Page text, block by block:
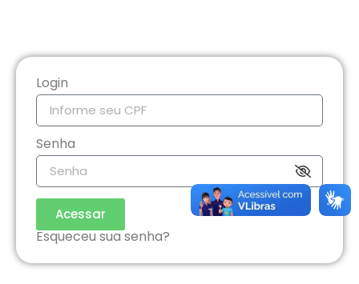
Login
Senha
Acessar
Esqueceu sua senha?